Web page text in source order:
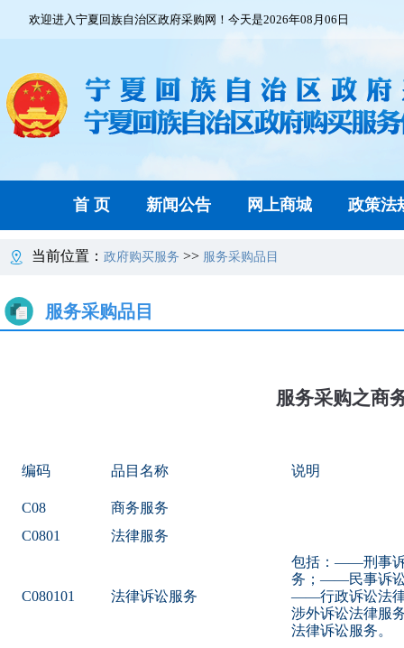
欢迎进入宁夏回族自治区政府采购网！今天是2026年08月06日
首 页 新闻公告 网上商城 政策法
当前位置： 政府购买服务 >> 服务采购品目
服务采购品目
服务采购之商
编码 品目名称 说明
C08
商务服务
C0801
法律服务
C080101 法律诉讼服务
包括：——刑事
务；——民事诉
——行政诉讼法
涉外诉讼法律
法律诉讼服务。